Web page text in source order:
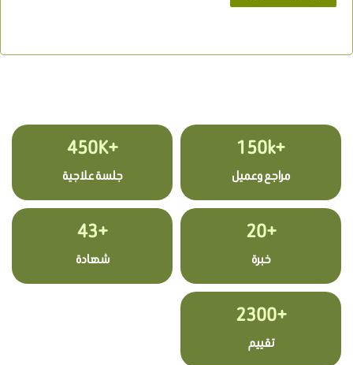
+150k
مراجع وعميل
+450K
جلسة علاجية
+20
خبرة
+43
شهادة
+2300
تقييم